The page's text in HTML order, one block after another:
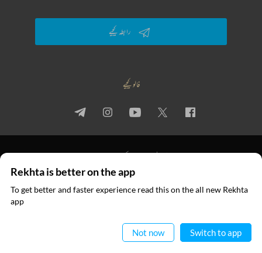
رابطہ کیجیے
فالو کیجیے
© 2026 Rekhta™ Foundation. All rights reserved.
Rekhta is better on the app
To get better and faster experience read this on the all new Rekhta
app
Not now Switch to app